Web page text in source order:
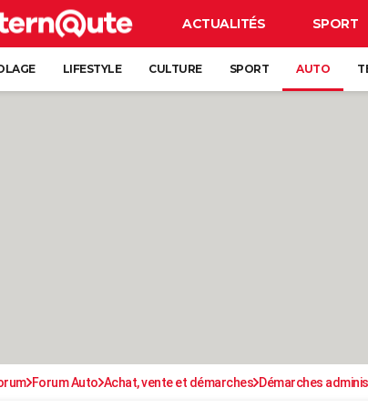
ACTUALITÉS SPORT
LIFESTYLE CULTURE SPORT AUTO
Forum Auto Achat, vente et démarches Démarches